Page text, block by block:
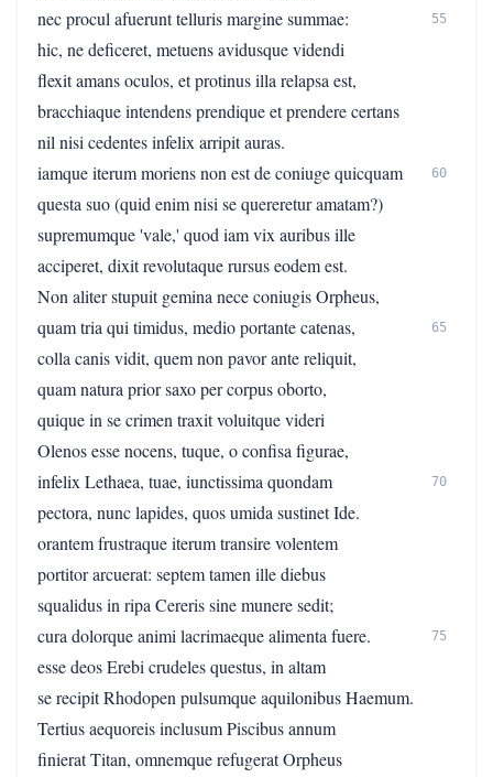
nec procul afuerunt telluris margine summae:
55
hic, ne deficeret, metuens avidusque videndi
flexit amans oculos, et protinus illa relapsa est,
bracchiaque intendens prendique et prendere certans
nil nisi cedentes infelix arripit auras.
iamque iterum moriens non est de coniuge quicquam
60
questa suo (quid enim nisi se quereretur amatam?)
supremumque 'vale,' quod iam vix auribus ille
acciperet, dixit revolutaque rursus eodem est.
Non aliter stupuit gemina nece coniugis Orpheus,
quam tria qui timidus, medio portante catenas,
65
colla canis vidit, quem non pavor ante reliquit,
quam natura prior saxo per corpus oborto,
quique in se crimen traxit voluitque videri
Olenos esse nocens, tuque, o confisa figurae,
infelix Lethaea, tuae, iunctissima quondam
70
pectora, nunc lapides, quos umida sustinet Ide.
orantem frustraque iterum transire volentem
portitor arcuerat: septem tamen ille diebus
squalidus in ripa Cereris sine munere sedit;
cura dolorque animi lacrimaeque alimenta fuere.
75
esse deos Erebi crudeles questus, in altam
se recipit Rhodopen pulsumque aquilonibus Haemum.
Tertius aequoreis inclusum Piscibus annum
finierat Titan, omnemque refugerat Orpheus